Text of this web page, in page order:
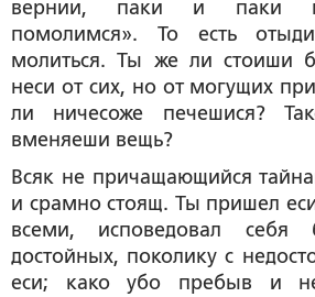
вернии, паки и паки
помолимся». То есть
молиться. Ты же ли стоиши
неси от сих, но от могущих
ли ничесоже печешися?
вменяеши вещь?
Всяк не причащающийся
и срамно стоящ. Ты пришел
всеми, исповедовал
достойных, поколику с
еси; како убо пребыв и